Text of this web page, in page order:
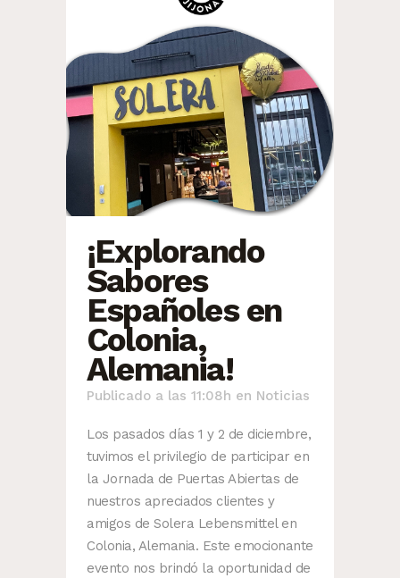
¡Explorando
Sabores
Españoles en
Colonia,
Alemania!
Publicado a las 11:08h en Noticias
Los pasados días 1 y 2 de diciembre,
tuvimos el privilegio de participar en
la Jornada de Puertas Abiertas de
nuestros apreciados clientes y
amigos de Solera Lebensmittel en
Colonia, Alemania. Este emocionante
evento nos brindó la oportunidad de